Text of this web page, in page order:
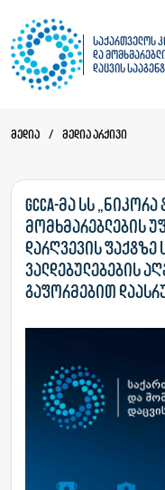
საქართველოს
და
დაცვის
მედია / მედია არქივი
GCCA-მა სს
მომხმარებლების
დარღვევის ფაქტზე
ვალდებულებების
გაფორმებით